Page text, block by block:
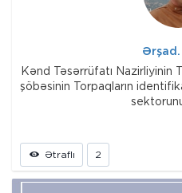
Ərşad.
Kənd Təsərrüfatı
şöbəsinin Torpaqların
Ətraflı 2